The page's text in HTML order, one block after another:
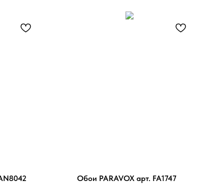
Обои PARAVOX арт. FA1747